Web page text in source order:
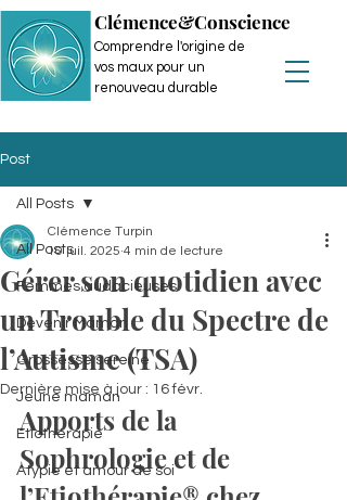
Clémence&Conscience
Comprendre l'origine de
vos maux pour un
renouveau durable
Post
All Posts
Femmes audacieuses
Devenir Maman
Grossesse sereine
Jeune maman
Etiothérapie
Atypie et amour de soi
All Posts
Gérer son quotidien avec
un Trouble du Spectre de
l’Autisme (TSA)
Clémence Turpin
10 juil. 2025 4 min de lecture
Dernière mise à jour : 16 févr.
Apports de la
Sophrologie et de